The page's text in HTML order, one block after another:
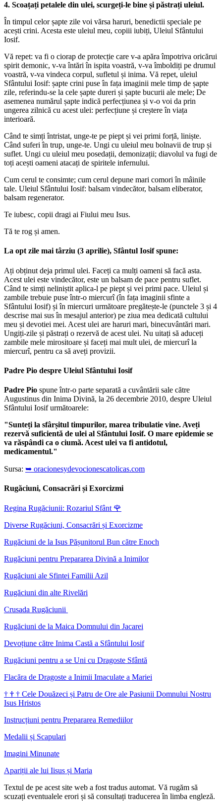
4. Scoațați petalele din ulei, scurgeți-le bine și păstrați uleiul.
În timpul celor șapte zile voi vărsa haruri, benedictii speciale pe
acești crini. Acesta este uleiul meu, copiii iubiți, Uleiul Sfântului
Iosif.
Vă repet: va fi o ciorap de protecție care v-a apăra împotriva oricărui
spirit demonic, v-va întări în ispita voastră, v-va îmboldiți pe drumul
voastră, v-va vindeca corpul, sufletul și inima. Vă repet, uleiul
Sfântului Iosif: șapte crini puse în fața imaginii mele timp de șapte
zile, referindu-se la cele șapte dureri și șapte bucurii ale mele; De
asemenea numărul șapte indică perfecțiunea și v-o voi da prin
ungerea zilnică cu acest ulei: perfecțiune și creștere în viața
interioară.
Când te simți întristat, unge-te pe piept și vei primi forță, liniște.
Când suferi în trup, unge-te. Ungi cu uleiul meu bolnavii de trup și
suflet. Ungi cu uleiul meu posedații, demonizații; diavolul va fugi de
toți acești oameni atacați de spiritele infernului.
Cum cerul te consimte; cum cerul depune mari comori în mâinile
tale. Uleiul Sfântului Iosif: balsam vindecător, balsam eliberator,
balsam regenerator.
Te iubesc, copii dragi ai Fiului meu Isus.
Tă te rog și amen.
La opt zile mai târziu (3 aprilie), Sfântul Iosif spune:
Ați obținut deja primul ulei. Faceți ca mulți oameni să facă asta.
Acest ulei este vindecător, este un balsam de pace pentru suflet.
Când te simți neliniștit aplica-l pe piept și vei primi pace. Uleiul și
zambile trebuie puse într-o miercurî (în fața imaginii sfinte a
Sfântului Iosif) și în miercuri următoare pregătește-le (punctele 3 și 4
descrise mai sus în mesajul anterior) pe ziua mea dedicată cultului
meu și devotiei mei. Acest ulei are haruri mari, binecuvântări mari.
Ungiți-zile și păstrați o rezervă de acest ulei. Nu uitați să aduceți
zambile mele mirositoare și faceți mai mult ulei, de miercurî la
miercurî, pentru ca să aveți provizii.
Padre Pio despre Uleiul Sfântului Iosif
Padre Pio spune într-o parte separată a cuvântării sale către
Augustinus din Inima Divină, la 26 decembrie 2010, despre Uleiul
Sfântului Iosif următoarele:
"Sunteți la sfârșitul timpurilor, marea tribulatie vine. Aveți
rezervă suficientă de ulei al Sfântului Iosif. O mare epidemie se
va răspândi ca o ciumă. Acest ulei va fi antidotul,
medicamentul."
Sursa: ➥ oracionesydevocionescatolicas.com
Rugăciuni, Consacrări și Exorcizmi
Regina Rugăciunii: Rozariul Sfânt 🌹
Diverse Rugăciuni, Consacrări și Exorcizme
Rugăciuni de la Isus Pășunitorul Bun către Enoch
Rugăciuni pentru Prepararea Divină a Inimilor
Rugăciuni ale Sfintei Familii Azil
Rugăciuni din alte Rivelări
Crusada Rugăciunii
Rugăciuni de la Maica Domnului din Jacarei
Devoțiune către Inima Castă a Sfântului Iosif
Rugăciuni pentru a se Uni cu Dragoste Sfântă
Flacăra de Dragoste a Inimii Imaculate a Mariei
† † † Cele Douăzeci și Patru de Ore ale Pasiunii Domnului Nostru
Isus Hristos
Instrucțiuni pentru Prepararea Remediilor
Medalii și Scapulari
Imagini Minunate
Apariții ale lui Iisus și Maria
Textul de pe acest site web a fost tradus automat. Vă rugăm să
scuzați eventualele erori și să consultați traducerea în limba engleză.